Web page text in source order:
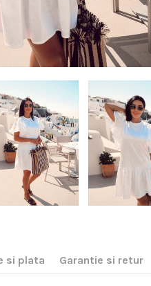
si plata Garantie si retur